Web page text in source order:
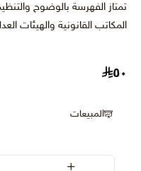
تمتاز الفهرسة بالوضوح
المكاتب القانونية والهيئات
٥٠
المبيعات